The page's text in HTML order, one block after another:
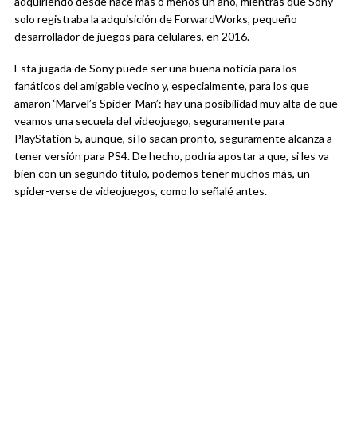
solo registraba la adquisición de ForwardWorks, pequeño
desarrollador de juegos para celulares, en 2016.
Esta jugada de Sony puede ser una buena noticia para los
fanáticos del amigable vecino y, especialmente, para los que
amaron ‘Marvel’s Spider-Man’: hay una posibilidad muy alta de que
veamos una secuela del videojuego, seguramente para
PlayStation 5, aunque, si lo sacan pronto, seguramente alcanza a
tener versión para PS4. De hecho, podría apostar a que, si les va
bien con un segundo título, podemos tener muchos más, un
spider-verse de videojuegos, como lo señalé antes.